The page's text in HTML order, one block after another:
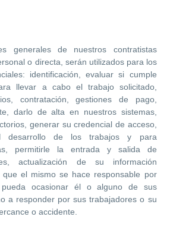
generales de nuestros contratistas
o directa, serán utilizados para los
identificación, evaluar si cumple
llevar a cabo el trabajo solicitado,
contratación, gestiones de pago,
darlo de alta en nuestros sistemas,
generar su credencial de acceso,
desarrollo de los trabajos y para
permitirle la entrada y salida de
actualización de su información
el mismo se hace responsable por
ocasionar él o alguno de sus
a responder por sus trabajadores o su
o accidente.